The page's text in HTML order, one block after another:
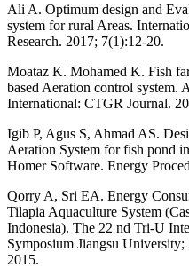
Ali A. Optimum design and
system for rural Areas.
Research. 2017; 7(1):12-20.
Moataz K. Mohamed K. Fish
based Aeration control system.
International: CTGR Journal.
Igib P, Agus S, Ahmad AS.
Aeration System for fish pond
Homer Software. Energy
Qorry A, Sri EA. Energy
Tilapia Aquaculture System
Indonesia). The 22 nd Tri-U
Symposium Jiangsu
2015.